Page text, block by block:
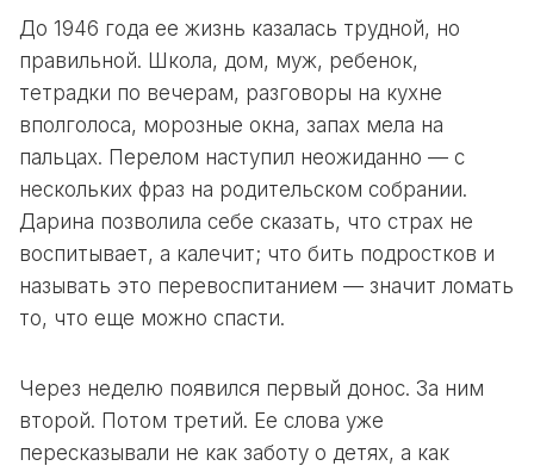
До 1946 года ее жизнь казалась трудной, но
правильной. Школа, дом, муж, ребенок,
тетрадки по вечерам, разговоры на кухне
вполголоса, морозные окна, запах мела на
пальцах. Перелом наступил неожиданно — с
нескольких фраз на родительском собрании.
Дарина позволила себе сказать, что страх не
воспитывает, а калечит; что бить подростков и
называть это перевоспитанием — значит ломать
то, что еще можно спасти.
Через неделю появился первый донос. За ним
второй. Потом третий. Ее слова уже
пересказывали не как заботу о детях, а как